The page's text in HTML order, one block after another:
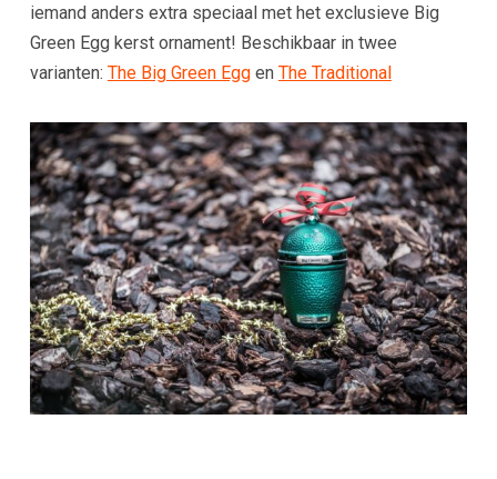
iemand anders extra speciaal met het exclusieve Big
Green Egg kerst ornament! Beschikbaar in twee
varianten: The Big Green Eggen The Traditional